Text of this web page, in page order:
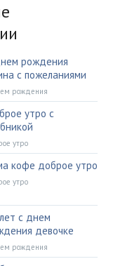
рождения
с пожеланиями
рождения
утро с
утро
кофе доброе утро
утро
с днем
девочке
рождения